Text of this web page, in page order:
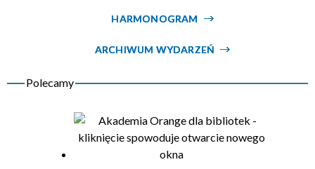
HARMONOGRAM
ARCHIWUM WYDARZEŃ